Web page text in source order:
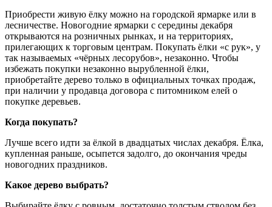
Приобрести живую ёлку можно на городской ярмарке или в
лесничестве. Новогодние ярмарки с середины декабря
открываются на розничных рынках, и на территориях,
прилегающих к торговым центрам. Покупать ёлки «с рук», у
так называемых «чёрных лесорубов», незаконно. Чтобы
избежать покупки незаконно вырубленной ёлки,
приобретайте дерево только в официальных точках продаж,
при наличии у продавца договора с питомником елей о
покупке деревьев.
Когда покупать?
Лучше всего идти за ёлкой в двадцатых числах декабря. Ёлка,
купленная раньше, осыпется задолго, до окончания чреды
новогодних праздников.
Какое дерево выбрать?